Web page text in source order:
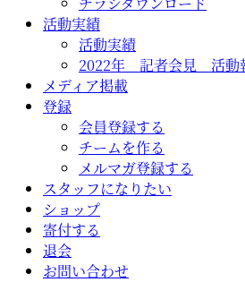
活動実績
活動実績
2022年 記者会見 活動
メディア掲載
登録
会員登録する
チームを作る
メルマガ登録する
スタッフになりたい
ショップ
寄付する
退会
お問い合わせ